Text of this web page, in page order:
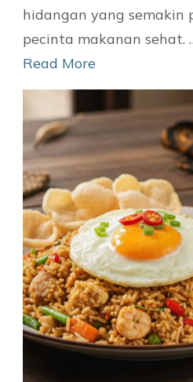
hidangan yang semakin
pecinta makanan sehat.
Read More